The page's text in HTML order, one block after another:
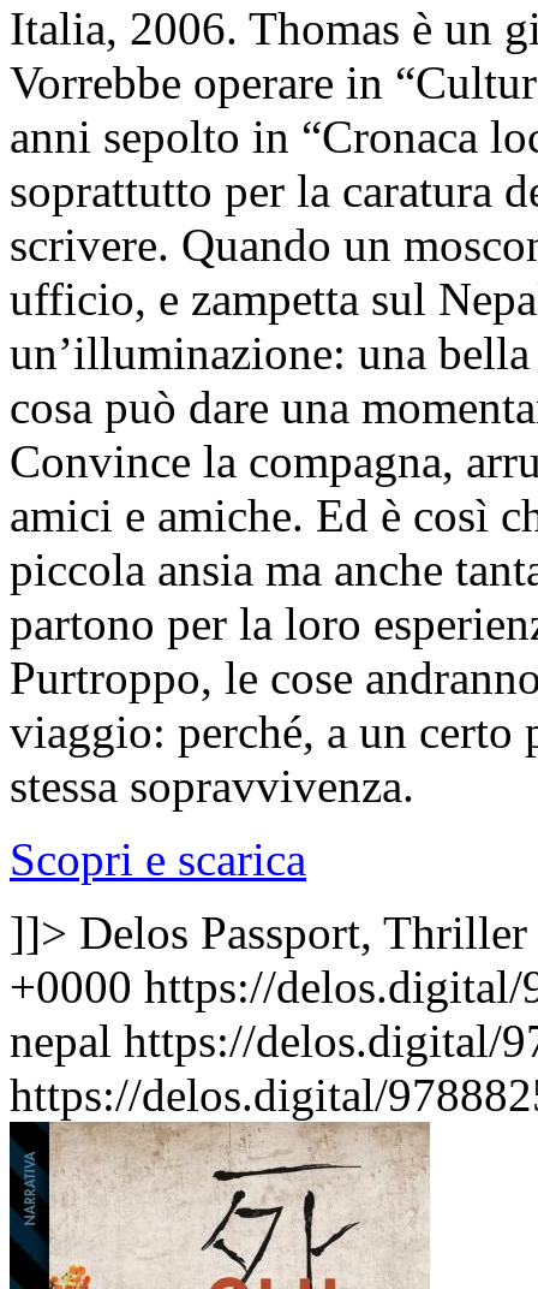
Italia, 2006. Thomas è un
Vorrebbe operare in
anni sepolto in “Cronaca
soprattutto per la caratura
scrivere. Quando un
ufficio, e zampetta sul
un’illuminazione: una
cosa può dare una
Convince la compagna,
amici e amiche. Ed è così
piccola ansia ma anche
partono per la loro
Purtroppo, le cose
viaggio: perché, a un certo
stessa sopravvivenza.
Scopri e scarica
]]> Delos Passport, Thriller
+0000 https://delos.digital/
nepal https://delos.digital/
https://delos.digital/